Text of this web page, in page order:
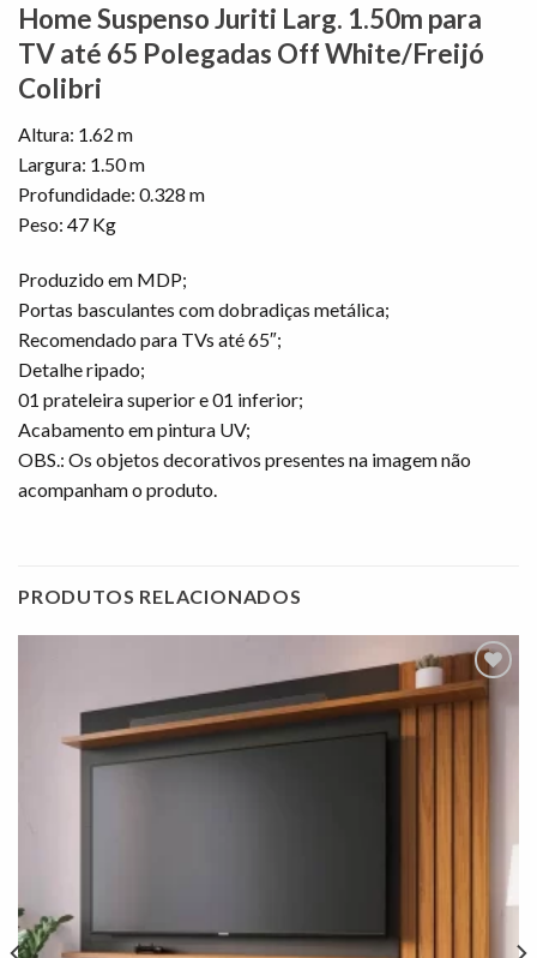
Home Suspenso Juriti Larg. 1.50m para
TV até 65 Polegadas Off White/Freijó
Colibri
Altura: 1.62 m
Largura: 1.50 m
Profundidade: 0.328 m
Peso: 47 Kg
Produzido em MDP;
Portas basculantes com dobradiças metálica;
Recomendado para TVs até 65″;
Detalhe ripado;
01 prateleira superior e 01 inferior;
Acabamento em pintura UV;
OBS.: Os objetos decorativos presentes na imagem não
acompanham o produto.
PRODUTOS RELACIONADOS